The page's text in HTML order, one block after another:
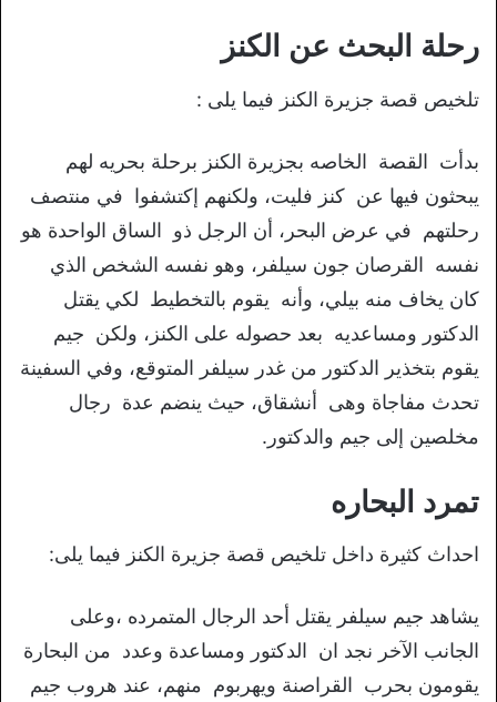
رحلة البحث عن الكنز
تلخيص قصة جزيرة الكنز فيما يلى :
بدأت القصة الخاصه بجزيرة الكنز برحلة بحريه لهم
يبحثون فيها عن كنز فليت، ولكنهم إكتشفوا في منتصف
رحلتهم في عرض البحر، أن الرجل ذو الساق الواحدة هو
نفسه القرصان جون سيلفر، وهو نفسه الشخص الذي
كان يخاف منه بيلي، وأنه يقوم بالتخطيط لكي يقتل
الدكتور ومساعديه بعد حصوله على الكنز، ولكن جيم
يقوم بتخذير الدكتور من غدر سيلفر المتوقع، وفي السفينة
تحدث مفاجاة وهى أنشقاق، حيث ينضم عدة رجال
مخلصين إلى جيم والدكتور.
تمرد البحاره
احداث كثيرة داخل تلخيص قصة جزيرة الكنز فيما يلى:
يشاهد جيم سيلفر يقتل أحد الرجال المتمرده ،وعلى
الجانب الآخر نجد ان الدكتور ومساعدة وعدد من البحارة
يقومون بحرب القراصنة ويهربوم منهم، عند هروب جيم